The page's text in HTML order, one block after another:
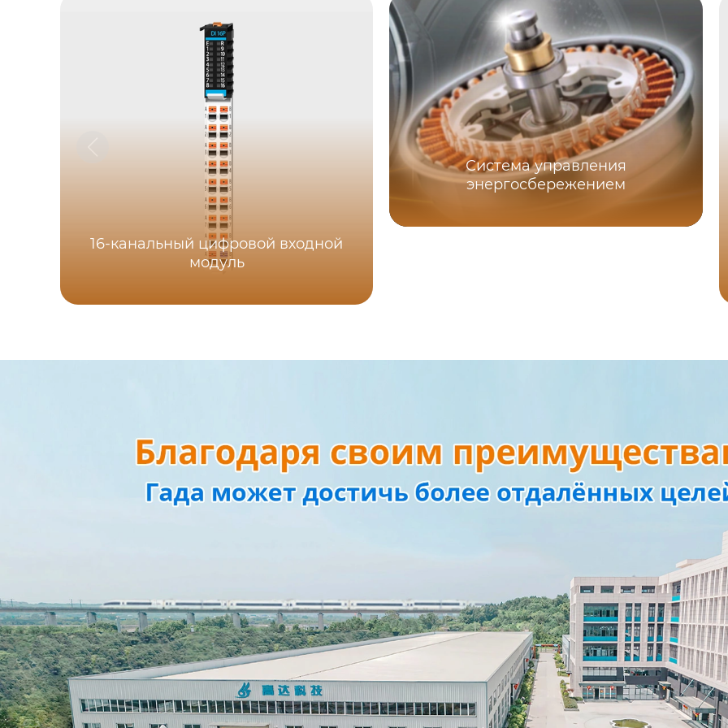
16-канальный цифровой входной
модуль
Система управления
энергосбережением